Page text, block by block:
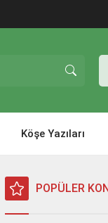
Köşe Yazıları
POPÜLER